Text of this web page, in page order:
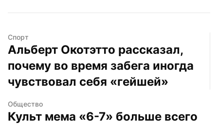
Спорт
Альберт Окотэтто рассказал,
почему во время забега иногда
чувствовал себя «гейшей»
Общество
Культ мема «6-7» больше всего